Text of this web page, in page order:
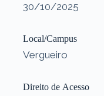
30/10/2025
Local/Campus
Vergueiro
Direito de Acesso